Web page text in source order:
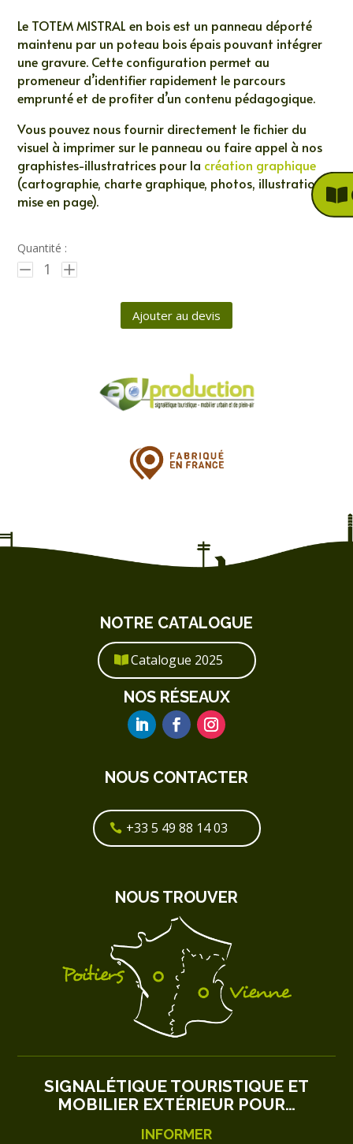
Le TOTEM MISTRAL en bois est un panneau déporté
maintenu par un poteau bois épais pouvant intégrer
une gravure. Cette configuration permet au
promeneur d’identifier rapidement le parcours
emprunté et de profiter d’un contenu pédagogique.
Vous pouvez nous fournir directement le fichier du
visuel à imprimer sur le panneau ou faire appel à nos
graphistes-illustratrices pour la création graphique
(cartographie, charte graphique, photos, illustrations,
mise en page).
Quantité :
1
Ajouter au devis
NOTRE CATALOGUE
Catalogue 2025
NOS RÉSEAUX
NOUS CONTACTER
+33 5 49 88 14 03
NOUS TROUVER
SIGNALÉTIQUE TOURISTIQUE ET
MOBILIER EXTÉRIEUR POUR…
INFORMER